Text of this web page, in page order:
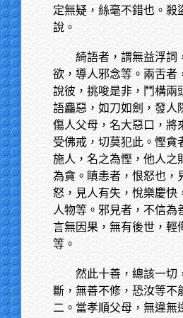
定無疑，絲毫不錯也。殺
說。
綺語者，謂無益浮詞
欲，導人邪念等。兩舌者
說彼，挑唆是非，鬥構兩
語麤惡，如刀如劍，發人
傷人父母，名大惡口，將
受佛戒，切莫犯此。慳貪
施人，名之為慳，他人之
為貪。瞋恚者，恨怒也，
怒，見人有失，悅樂慶快
人物等。邪見者，不信為
言無因果，無有後世，輕
等。
然此十善，總該一切
斷，無善不修，恐汝等不
二。當孝順父母，無違無